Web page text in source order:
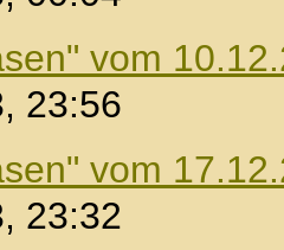
vom
23:56
vom
23:32